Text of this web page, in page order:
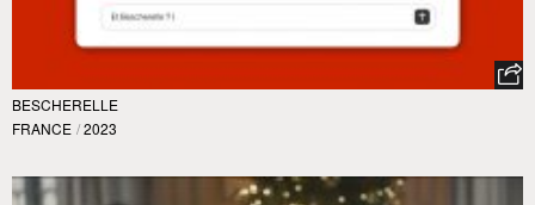
BESCHERELLE
FRANCE / 2023